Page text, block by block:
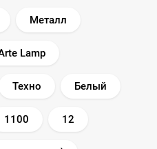
Металл
Lamp
Техно Белый
1100 12